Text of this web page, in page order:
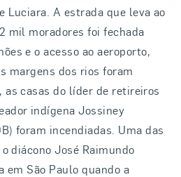
Luciara. A estrada que leva ao
mil moradores foi fechada
e o acesso ao aeroporto,
margens dos rios foram
as casas do líder de retireiros
indígena Jossiney
foram incendiadas. Uma das
diácono José Raimundo
em São Paulo quando a